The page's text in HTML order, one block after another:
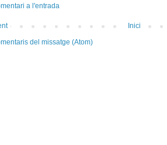
a l'entrada
Inici
del missatge (Atom)